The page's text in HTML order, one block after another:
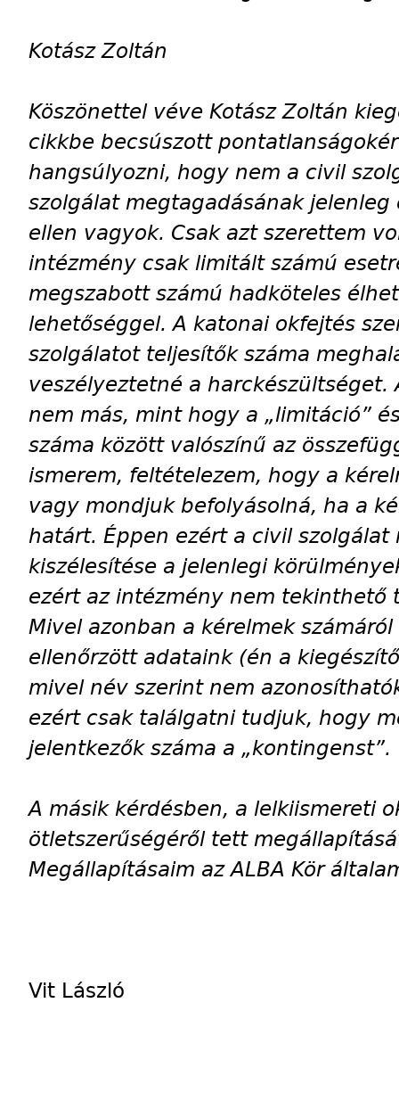
Kotász Zoltán
Köszönettel véve Kotász Zoltán
cikkbe becsúszott
hangsúlyozni, hogy nem a civil
szolgálat megtagadásának
ellen vagyok. Csak azt szerettem
intézmény csak limitált számú
megszabott számú hadköteles
lehetőséggel. A katonai okfejtés
szolgálatot teljesítők száma
veszélyeztetné a
nem más, mint hogy a „limitáció”
száma között valószínű az
ismerem, feltételezem, hogy a
vagy mondjuk befolyásolná, ha a
határt. Éppen ezért a civil szolgálat
kiszélesítése a jelenlegi
ezért az intézmény nem tekinthető
Mivel azonban a kérelmek
ellenőrzött adataink (én a
mivel név szerint nem
ezért csak találgatni tudjuk, hogy
jelentkezők száma a „kontingenst”.
A másik kérdésben, a lelkiismereti
ötletszerűségéről tett
Megállapításaim az ALBA Kör
Vit László